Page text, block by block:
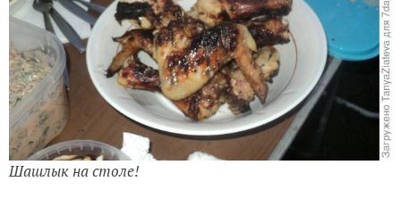
Шашлык на столе!